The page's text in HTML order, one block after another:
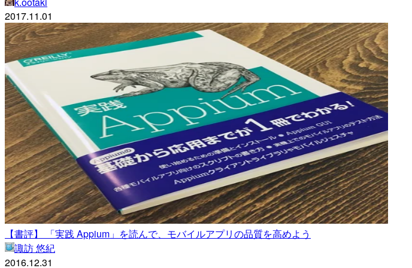
2017.11.01
【書評】 「実践 Appium」を読んで、モバイルアプリの品質を高めよう
諏訪 悠紀
2016.12.31